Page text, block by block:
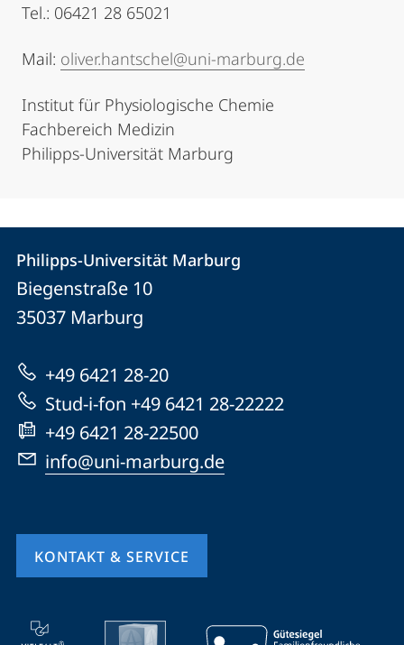
Tel.: 06421 28 65021
Mail: oliver.hantschel@uni-marburg.de
Institut für Physiologische Chemie
Fachbereich Medizin
Philipps-Universität Marburg
Kontakt
und
Informationen
zur
Website
Kontaktinformationen
Philipps-
Universität
Philipps-Universität Marburg
Biegenstraße 10
35037 Marburg
+49 6421 28-20
Stud-i-fon +49 6421 28-22222
+49 6421 28-22500
info@uni-marburg.de
KONTAKT & SERVICE
Mobile-